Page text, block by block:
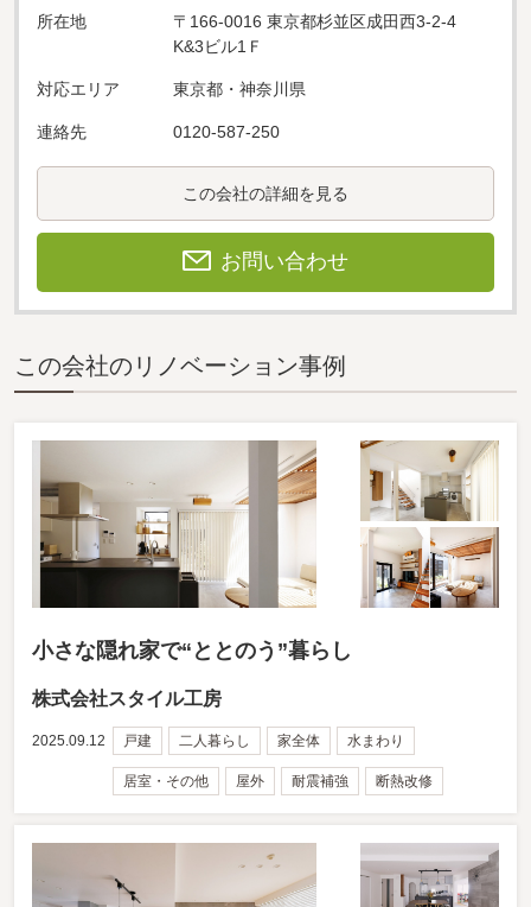
所在地
〒166-0016 東京都杉並区成田西3-2-4
K&3ビル1Ｆ
対応エリア 東京都・神奈川県
連絡先 0120-587-250
この会社の詳細を見る
お問い合わせ
この会社のリノベーション事例
小さな隠れ家で“ととのう”暮らし
株式会社スタイル工房
2025.09.12 戸建 二人暮らし 家全体 水まわり
居室・その他 屋外 耐震補強 断熱改修